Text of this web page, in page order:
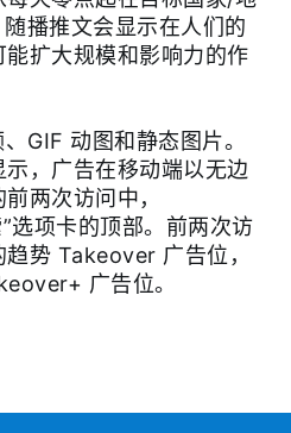
播推文会显示在人们的
扩大规模和影响力的作
GIF 动图和静态图片。
，广告在移动端以无边
两次访问中，
选项卡的顶部。前两次访
势 Takeover 广告位，
广告位。